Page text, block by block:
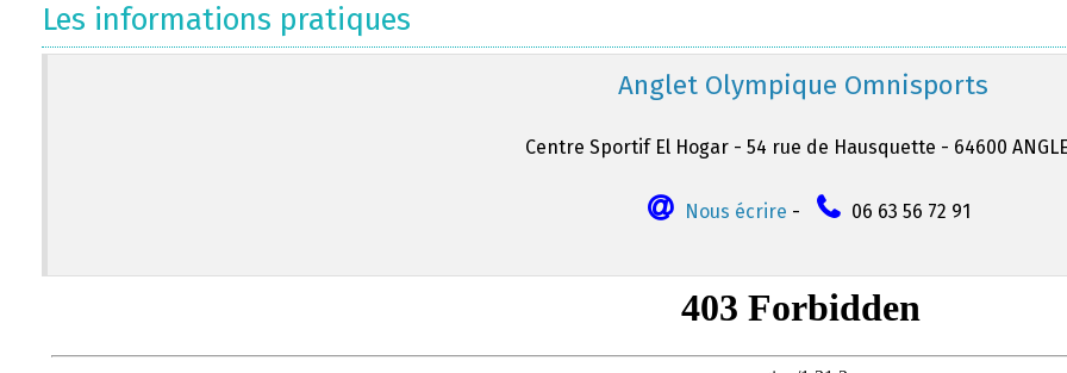
Les informations pratiques
Anglet Olympique Omnisports
Centre Sportif El Hogar - 54 rue de Hausquette - 64600
Nous écrire - 06 63 56 72 91